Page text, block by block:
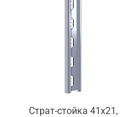
Страт-стойка 41х21,